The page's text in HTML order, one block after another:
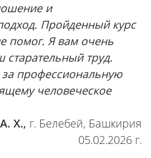
и
Пройденный курс
помог. Я вам очень
старательный труд.
профессиональную
человеческое
Х., г. Белебей, Башкирия
05.02.2026 г.